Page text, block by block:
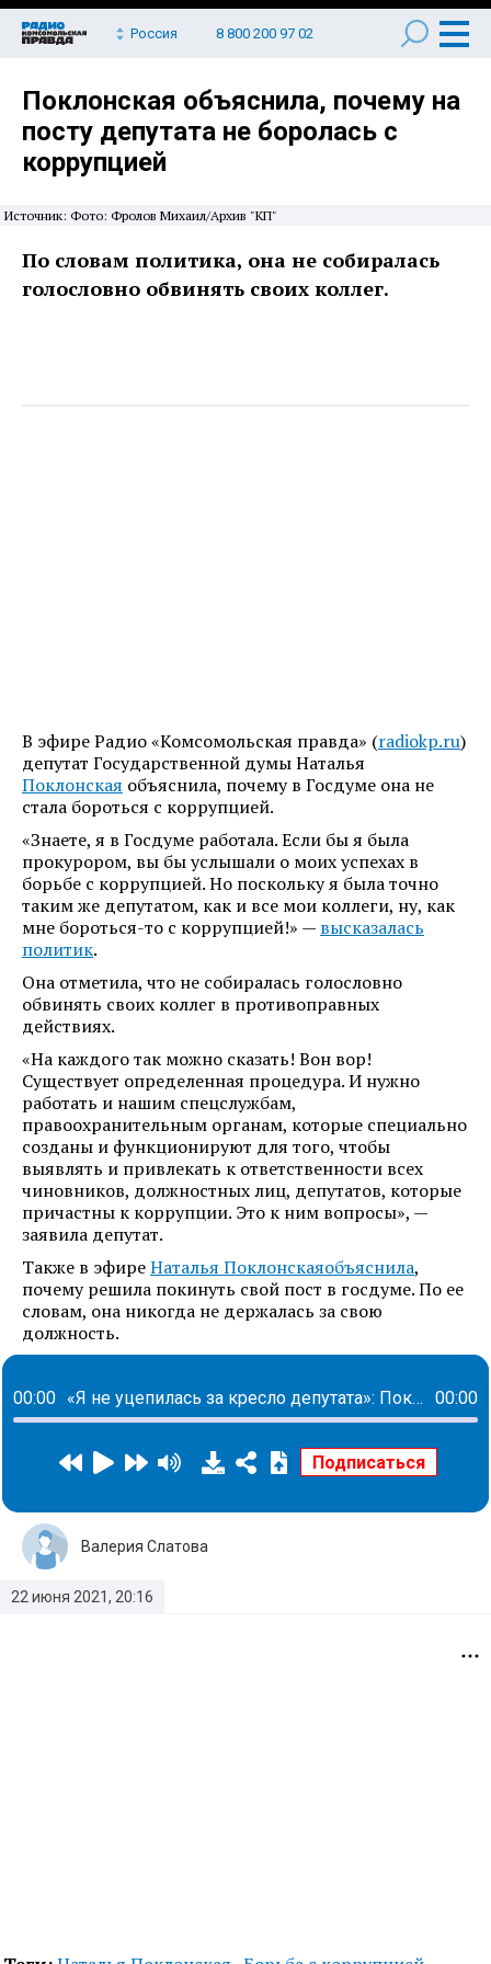
Россия 8 800 200 97 02
Поклонская объяснила, почему на
посту депутата не боролась с
коррупцией
Источник: Фото: Фролов Михаил/Архив "КП"
По словам политика, она не собиралась
голословно обвинять своих коллег.
В эфире Радио «Комсомольская правда» (radiokp.ru)
депутат Государственной думы Наталья
Поклонская объяснила, почему в Госдуме она не
стала бороться с коррупцией.
«Знаете, я в Госдуме работала. Если бы я была
прокурором, вы бы услышали о моих успехах в
борьбе с коррупцией. Но поскольку я была точно
таким же депутатом, как и все мои коллеги, ну, как
мне бороться-то с коррупцией!» — высказалась
политик.
Она отметила, что не собиралась голословно
обвинять своих коллег в противоправных
действиях.
«На каждого так можно сказать! Вон вор!
Существует определенная процедура. И нужно
работать и нашим спецслужбам,
правоохранительным органам, которые специально
созданы и функционируют для того, чтобы
выявлять и привлекать к ответственности всех
чиновников, должностных лиц, депутатов, которые
причастны к коррупции. Это к ним вопросы», —
заявила депутат.
Также в эфиреНаталья Поклонскаяобъяснила,
почему решила покинуть свой пост в госдуме. По ее
словам, она никогда не держалась за свою
должность.
00:00 «Я не уцепилась за кресло депутата»: Поклонская объявила, что уходит из Госдумы 00:00
22 июня 2021, 20:16
Валерия Слатова